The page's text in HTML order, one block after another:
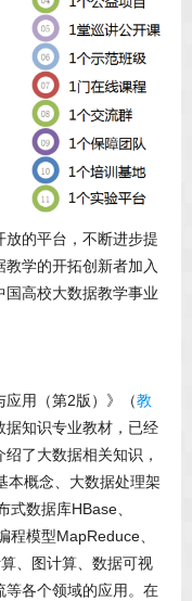
的平台，不断进步提
学的开拓创新者加入
高校大数据教学事业
应用（第2版）》（教
据知识专业教材，已经
了大数据相关知识，
本概念、大数据处理架
数据库HBase、
程模型MapReduce、
、图计算、数据可视
等各个领域的应用。在